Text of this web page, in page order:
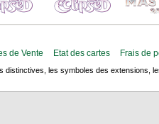
de Vente Etat des cartes Frais de
les symboles des